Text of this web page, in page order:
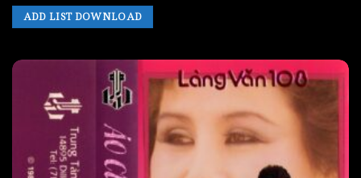
ADD LIST DOWNLOAD